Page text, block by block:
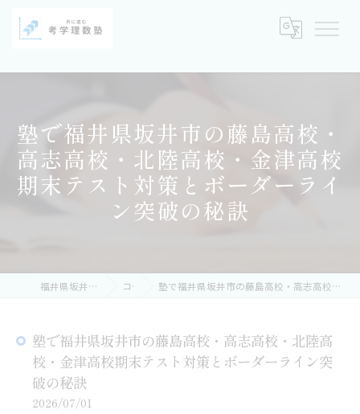
塾で福井県坂井市の藤島高校・
高志高校・北陸高校・金津高校
期末テスト対策とボーダーライ
ン突破の秘訣
福井県坂井市の塾なら考学理数塾 コラム 塾で福井県坂井市の藤島高校・高志高校・北陸高校・金津高校期末テスト対策とボーダーライン突破の秘訣
塾で福井県坂井市の藤島高校・高志高校・北陸高
校・金津高校期末テスト対策とボーダーライン突
破の秘訣
2026/07/01